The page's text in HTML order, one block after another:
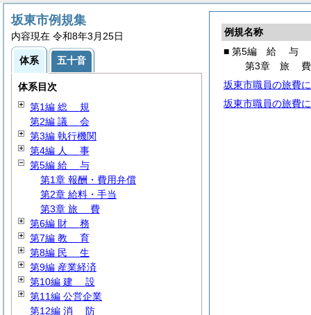
例規名称
■ 第5編 給 与
第3章 旅費
坂東市職員の旅費
坂東市職員の旅費
坂東市例規集
内容現在 令和8年3月25日
体系 五十音
体系目次
第1編 総 規
第2編 議 会
第3編 執行機関
第4編 人 事
第5編 給 与
第1章 報酬・費用弁償
第2章 給料・手当
第3章 旅 費
第6編 財 務
第7編 教 育
第8編 民 生
第9編 産業経済
第10編 建 設
第11編 公営企業
第12編 消 防